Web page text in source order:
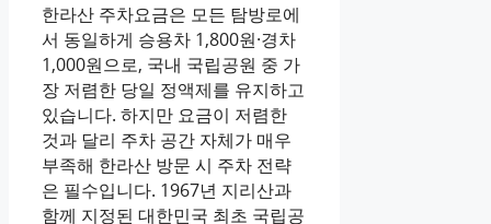
한라산 주차요금은 모든 탐방로에
서 동일하게 승용차 1,800원·경차
1,000원으로, 국내 국립공원 중 가
장 저렴한 당일 정액제를 유지하고
있습니다. 하지만 요금이 저렴한
것과 달리 주차 공간 자체가 매우
부족해 한라산 방문 시 주차 전략
은 필수입니다. 1967년 지리산과
함께 지정된 대한민국 최초 국립공